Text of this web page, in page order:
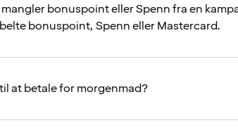
mangler bonuspoint eller Spenn fra en
bonuspoint, Spenn eller Mastercard.
at betale for morgenmad?